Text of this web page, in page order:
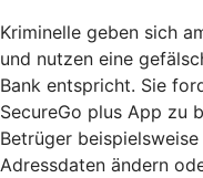
Kriminelle geben sich
und nutzen eine
Bank entspricht. Sie
SecureGo plus App zu
Betrüger
Adressdaten ändern